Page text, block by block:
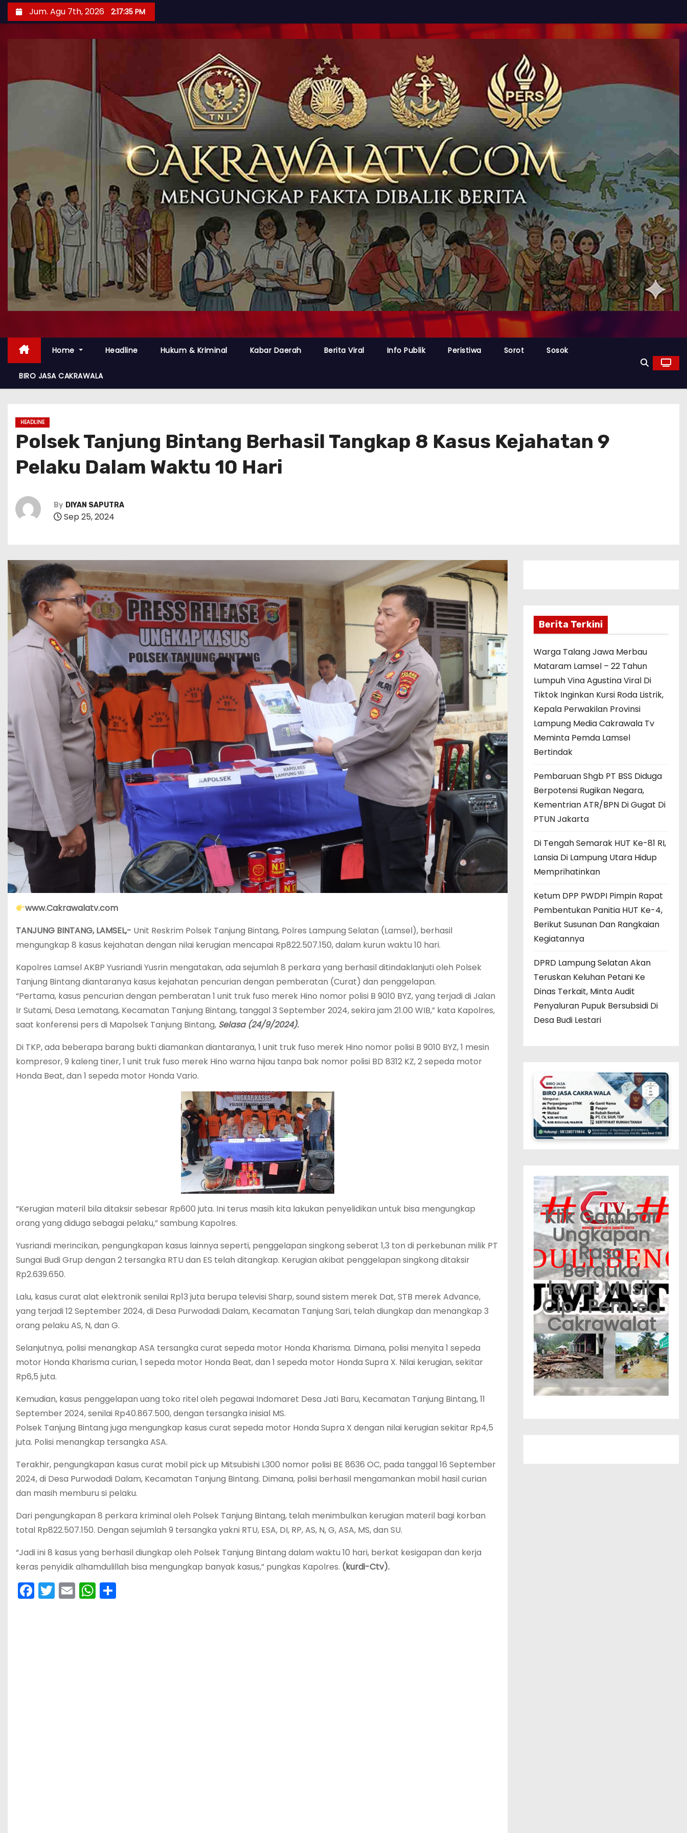
Jum. Agu 7th, 2026 2:17:37 PM
Home Headline Hukum & Kriminal Kabar Daerah Berita Viral Info Publik Peristiwa Sorot Sosok
BIRO JASA CAKRAWALA
HEADLINE
Polsek Tanjung Bintang Berhasil Tangkap 8 Kasus Kejahatan 9
Pelaku Dalam Waktu 10 Hari
By DIYAN SAPUTRA
Sep 25, 2024
www.Cakrawalatv.com
TANJUNG BINTANG, LAMSEL,- Unit Reskrim Polsek Tanjung Bintang, Polres Lampung Selatan (Lamsel), berhasil
mengungkap 8 kasus kejahatan dengan nilai kerugian mencapai Rp822.507.150, dalam kurun waktu 10 hari.
Kapolres Lamsel AKBP Yusriandi Yusrin mengatakan, ada sejumlah 8 perkara yang berhasil ditindaklanjuti oleh Polsek
Tanjung Bintang diantaranya kasus kejahatan pencurian dengan pemberatan (Curat) dan penggelapan.
“Pertama, kasus pencurian dengan pemberatan 1 unit truk fuso merek Hino nomor polisi B 9010 BYZ, yang terjadi di Jalan
Ir Sutami, Desa Lematang, Kecamatan Tanjung Bintang, tanggal 3 September 2024, sekira jam 21.00 WIB,” kata Kapolres,
saat konferensi pers di Mapolsek Tanjung Bintang, Selasa (24/9/2024).
Di TKP, ada beberapa barang bukti diamankan diantaranya, 1 unit truk fuso merek Hino nomor polisi B 9010 BYZ, 1 mesin
kompresor, 9 kaleng tiner, 1 unit truk fuso merek Hino warna hijau tanpa bak nomor polisi BD 8312 KZ, 2 sepeda motor
Honda Beat, dan 1 sepeda motor Honda Vario.
“Kerugian materil bila ditaksir sebesar Rp600 juta. Ini terus masih kita lakukan penyelidikan untuk bisa mengungkap
orang yang diduga sebagai pelaku,” sambung Kapolres.
Yusriandi merincikan, pengungkapan kasus lainnya seperti, penggelapan singkong seberat 1,3 ton di perkebunan milik PT
Sungai Budi Grup dengan 2 tersangka RTU dan ES telah ditangkap. Kerugian akibat penggelapan singkong ditaksir
Rp2.639.650.
Lalu, kasus curat alat elektronik senilai Rp13 juta berupa televisi Sharp, sound sistem merek Dat, STB merek Advance,
yang terjadi 12 September 2024, di Desa Purwodadi Dalam, Kecamatan Tanjung Sari, telah diungkap dan menangkap 3
orang pelaku AS, N, dan G.
Selanjutnya, polisi menangkap ASA tersangka curat sepeda motor Honda Kharisma. Dimana, polisi menyita 1 sepeda
motor Honda Kharisma curian, 1 sepeda motor Honda Beat, dan 1 sepeda motor Honda Supra X. Nilai kerugian, sekitar
Rp6,5 juta.
Kemudian, kasus penggelapan uang toko ritel oleh pegawai Indomaret Desa Jati Baru, Kecamatan Tanjung Bintang, 11
September 2024, senilai Rp40.867.500, dengan tersangka inisial MS.
Polsek Tanjung Bintang juga mengungkap kasus curat sepeda motor Honda Supra X dengan nilai kerugian sekitar Rp4,5
juta. Polisi menangkap tersangka ASA.
Terakhir, pengungkapan kasus curat mobil pick up Mitsubishi L300 nomor polisi BE 8636 OC, pada tanggal 16 September
2024, di Desa Purwodadi Dalam, Kecamatan Tanjung Bintang. Dimana, polisi berhasil mengamankan mobil hasil curian
dan masih memburu si pelaku.
Dari pengungkapan 8 perkara kriminal oleh Polsek Tanjung Bintang, telah menimbulkan kerugian materil bagi korban
total Rp822.507.150. Dengan sejumlah 9 tersangka yakni RTU, ESA, DI, RP, AS, N, G, ASA, MS, dan SU.
“Jadi ini 8 kasus yang berhasil diungkap oleh Polsek Tanjung Bintang dalam waktu 10 hari, berkat kesigapan dan kerja
keras penyidik alhamdulillah bisa mengungkap banyak kasus,” pungkas Kapolres. (kurdi-Ctv).
F
a
T
w
E
m
W
h
Berita Terkini
Warga Talang Jawa Merbau
Mataram Lamsel – 22 Tahun
Lumpuh Vina Agustina Viral Di
Tiktok Inginkan Kursi Roda Listrik,
Kepala Perwakilan Provinsi
Lampung Media Cakrawala Tv
Meminta Pemda Lamsel
Bertindak
Pembaruan Shgb PT BSS Diduga
Berpotensi Rugikan Negara,
Kementrian ATR/BPN Di Gugat Di
PTUN Jakarta
Di Tengah Semarak HUT Ke-81 RI,
Lansia Di Lampung Utara Hidup
Memprihatinkan
Ketum DPP PWDPI Pimpin Rapat
Pembentukan Panitia HUT Ke-4,
Berikut Susunan Dan Rangkaian
Kegiatannya
DPRD Lampung Selatan Akan
Teruskan Keluhan Petani Ke
Dinas Terkait, Minta Audit
Penyaluran Pupuk Bersubsidi Di
Desa Budi Lestari
Klik Gambar
Ungkapan
Rasa
Berduka
lewat Musik
Cip : Pemred
Cakrawalat
v